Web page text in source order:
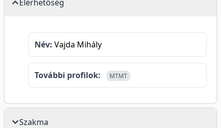
Elérhetőség
Név: Vajda Mihály
További profilok: MTMT
Szakma